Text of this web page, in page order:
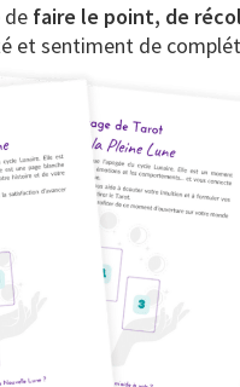
de faire le point, de
et sentiment de